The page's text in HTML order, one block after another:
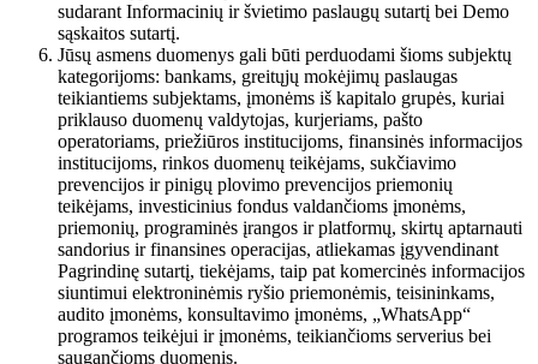
sudarant Informacinių ir švietimo paslaugų sutartį bei Demo
sąskaitos sutartį.
Jūsų asmens duomenys gali būti perduodami šioms subjektų
kategorijoms: bankams, greitųjų mokėjimų paslaugas
teikiantiems subjektams, įmonėms iš kapitalo grupės, kuriai
priklauso duomenų valdytojas, kurjeriams, pašto
operatoriams, priežiūros institucijoms, finansinės informacijos
institucijoms, rinkos duomenų teikėjams, sukčiavimo
prevencijos ir pinigų plovimo prevencijos priemonių
teikėjams, investicinius fondus valdančioms įmonėms,
priemonių, programinės įrangos ir platformų, skirtų aptarnauti
sandorius ir finansines operacijas, atliekamas įgyvendinant
Pagrindinę sutartį, tiekėjams, taip pat komercinės informacijos
siuntimui elektroninėmis ryšio priemonėmis, teisininkams,
audito įmonėms, konsultavimo įmonėms, „WhatsApp“
programos teikėjui ir įmonėms, teikiančioms serverius bei
saugančioms duomenis.